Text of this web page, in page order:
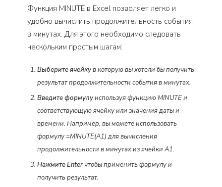
Функция MINUTE в Excel позволяет легко и
удобно вычислить продолжительность события
в минутах. Для этого необходимо следовать
нескольким простым шагам:
Выберите ячейкув которую вы хотели бы получить
результат продолжительности события в минутах.
Введите формулуиспользуя функцию MINUTE и
соответствующую ячейку или значения даты и
времени. Например, вы можете использовать
формулу =MINUTE(A1) для вычисления
продолжительности в минутах из ячейки A1.
Нажмите Enter чтобы применить формулу и
получить результат.